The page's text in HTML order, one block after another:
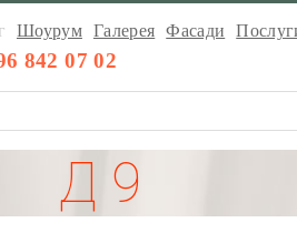
Шоурум Галерея Фасади
842 07 02
Д 9